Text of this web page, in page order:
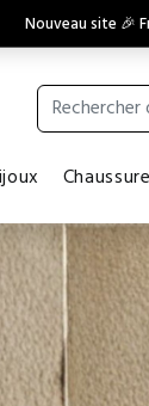
Nouveau site 🎉